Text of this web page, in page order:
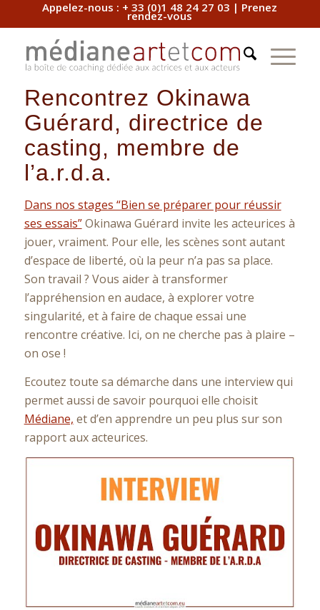
Appelez-nous : + 33 (0)1 48 24 27 03 | Prenez
rendez-vous
Rencontrez Okinawa
Guérard, directrice de
casting, membre de
l’a.r.d.a.
Dans nos stages “Bien se préparer pour réussir
ses essais”Okinawa Guérard invite les acteurices à
jouer, vraiment. Pour elle, les scènes sont autant
d’espace de liberté, où la peur n’a pas sa place.
Son travail ? Vous aider à transformer
l’appréhension en audace, à explorer votre
singularité, et à faire de chaque essai une
rencontre créative. Ici, on ne cherche pas à plaire –
on ose !
Ecoutez toute sa démarche dans une interview qui
permet aussi de savoir pourquoi elle choisit
Médiane, et d’en apprendre un peu plus sur son
rapport aux acteurices.